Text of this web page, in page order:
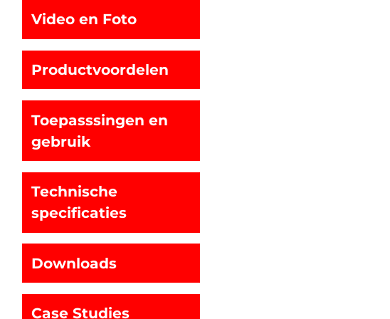
Video en Foto
Productvoordelen
Toepasssingen en
gebruik
Technische
specificaties
Downloads
Case Studies